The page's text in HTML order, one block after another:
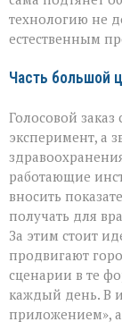
технологию не
естественным
Часть большой
Голосовой
эксперимент, а
работающие
вносить
получать для
За этим стоит
продвигают
сценарии в те
каждый день. В
приложением»,